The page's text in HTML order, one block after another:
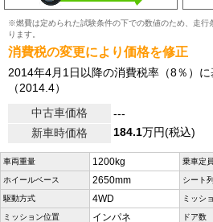
※燃費は定められた試験条件の下での数値のため、走行
ります。
消費税の変更により価格を修正
2014年4月1日以降の消費税率（8％）
（2014.4）
中古車価格
---
新車時価格
184.1万円(税込)
車両重量 1200kg 乗車定員
ホイールベース 2650mm シート
駆動方式 4WD ミッシ
ミッション位置 インパネ ドア数